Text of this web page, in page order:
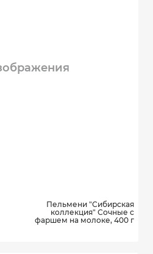
Пельмени "Сибирская
коллекция" Сочные с
фаршем на молоке, 400 г